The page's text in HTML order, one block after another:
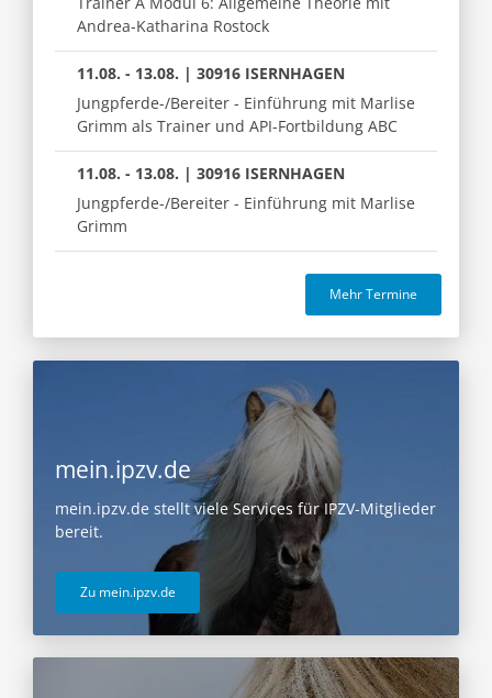
Andrea-Katharina Rostock
11.08. - 13.08. | 30916 ISERNHAGEN
Jungpferde-/Bereiter - Einführung mit Marlise
Grimm als Trainer und API-Fortbildung ABC
11.08. - 13.08. | 30916 ISERNHAGEN
Jungpferde-/Bereiter - Einführung mit Marlise
Grimm
Mehr Termine
mein.ipzv.de
mein.ipzv.de stellt viele Services für IPZV-Mitglieder
bereit.
Zu mein.ipzv.de